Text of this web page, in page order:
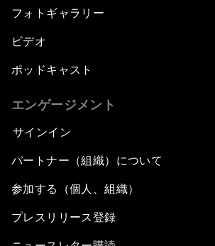
フォトギャラリー
ビデオ
ポッドキャスト
エンゲージメント
サインイン
パートナー（組織）について
参加する（個人、組織）
プレスリリース登録